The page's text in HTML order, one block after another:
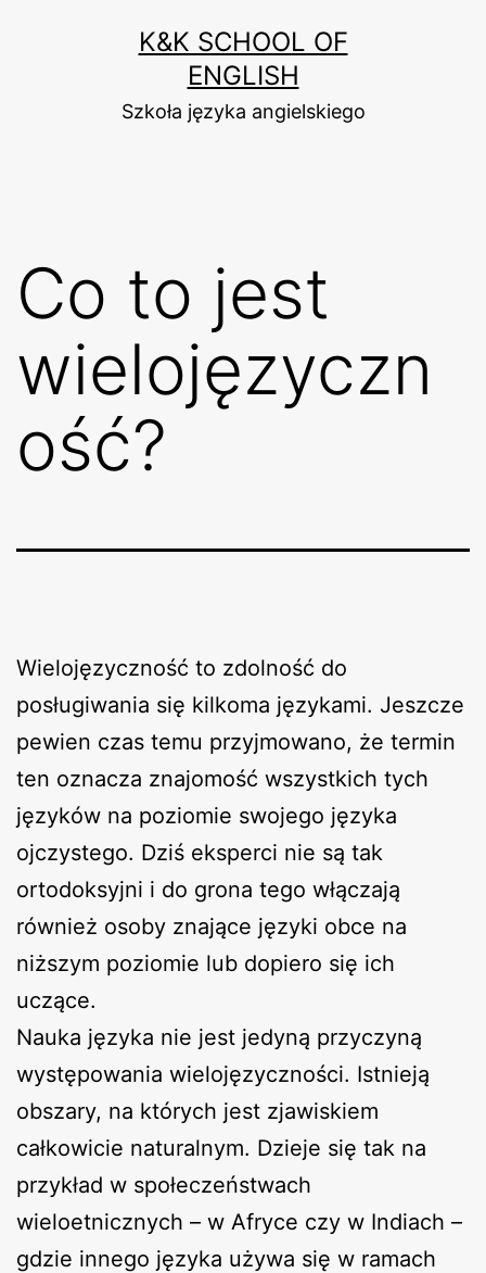
K&K SCHOOL OF
ENGLISH
Szkoła języka angielskiego
Co to jest
wielojęzyczn
ość?
Wielojęzyczność to zdolność do
posługiwania się kilkoma językami. Jeszcze
pewien czas temu przyjmowano, że termin
ten oznacza znajomość wszystkich tych
języków na poziomie swojego języka
ojczystego. Dziś eksperci nie są tak
ortodoksyjni i do grona tego włączają
również osoby znające języki obce na
niższym poziomie lub dopiero się ich
uczące.
Nauka języka nie jest jedyną przyczyną
występowania wielojęzyczności. Istnieją
obszary, na których jest zjawiskiem
całkowicie naturalnym. Dzieje się tak na
przykład w społeczeństwach
wieloetnicznych – w Afryce czy w Indiach –
gdzie innego języka używa się w ramach